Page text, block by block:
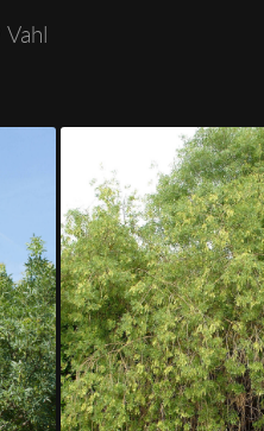
Vahl